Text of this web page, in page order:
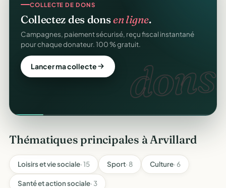
dons.
COLLECTE DE DONS
Collectez des donsen ligne.
Campagnes, paiement sécurisé, reçu fiscal instantané
pour chaque donateur. 100 % gratuit.
Lancer ma collecte
Thématiques principales à Arvillard
Loisirs et vie sociale· 15 Sport· 8 Culture· 6
Santé et action sociale· 3